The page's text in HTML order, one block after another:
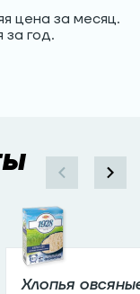
цена за месяц.
за год.
Хлопья